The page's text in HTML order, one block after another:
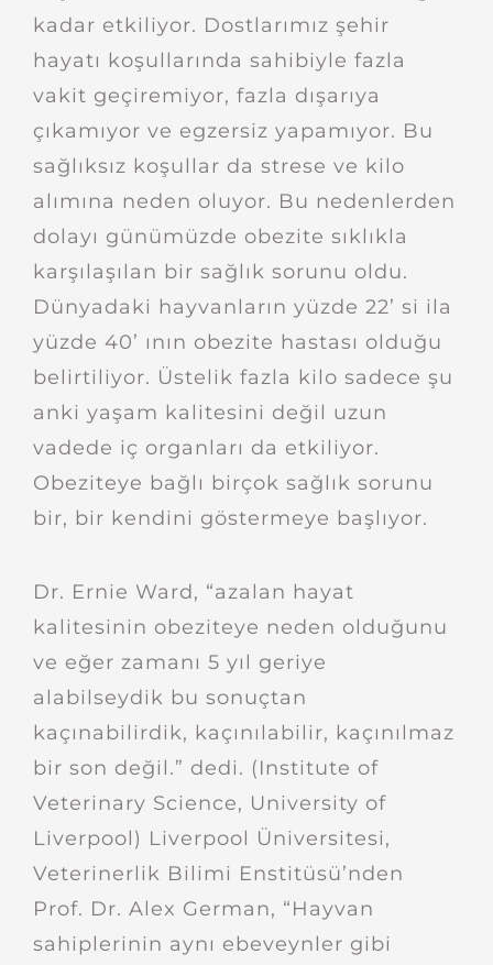
kadar etkiliyor. Dostlarımız şehir
hayatı koşullarında sahibiyle fazla
vakit geçiremiyor, fazla dışarıya
çıkamıyor ve egzersiz yapamıyor. Bu
sağlıksız koşullar da strese ve kilo
alımına neden oluyor. Bu nedenlerden
dolayı günümüzde obezite sıklıkla
karşılaşılan bir sağlık sorunu oldu.
Dünyadaki hayvanların yüzde 22’ si ila
yüzde 40’ ının obezite hastası olduğu
belirtiliyor. Üstelik fazla kilo sadece şu
anki yaşam kalitesini değil uzun
vadede iç organları da etkiliyor.
Obeziteye bağlı birçok sağlık sorunu
bir, bir kendini göstermeye başlıyor.
Dr. Ernie Ward, “azalan hayat
kalitesinin obeziteye neden olduğunu
ve eğer zamanı 5 yıl geriye
alabilseydik bu sonuçtan
kaçınabilirdik, kaçınılabilir, kaçınılmaz
bir son değil.” dedi. (Institute of
Veterinary Science, University of
Liverpool) Liverpool Üniversitesi,
Veterinerlik Bilimi Enstitüsü’nden
Prof. Dr. Alex German, “Hayvan
sahiplerinin aynı ebeveynler gibi